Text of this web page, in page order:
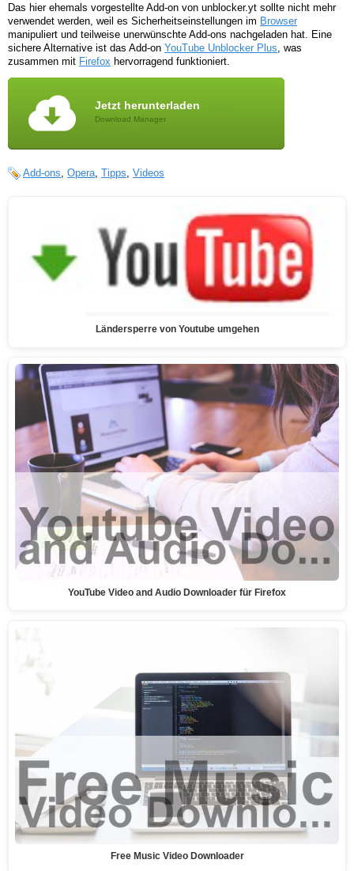
Das hier ehemals vorgestellte Add-on von unblocker.yt sollte nicht mehr
verwendet werden, weil es Sicherheitseinstellungen im Browser
manipuliert und teilweise unerwünschte Add-ons nachgeladen hat. Eine
sichere Alternative ist das Add-on YouTube Unblocker Plus , was
zusammen mit Firefox hervorragend funktioniert.
Jetzt herunterladen
Download Manager
Add-ons, Opera, Tipps, Videos
Ländersperre von Youtube umgehen
YouTube Video and Audio Downloader für Firefox
Free Music Video Downloader